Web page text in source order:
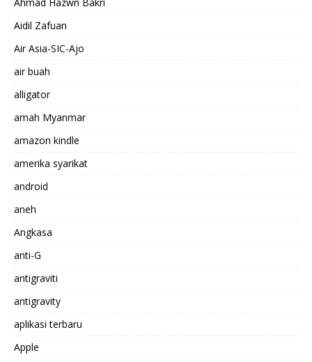
Aidil Zafuan
Air Asia-SIC-Ajo
air buah
alligator
amah Myanmar
amazon kindle
amerika syarikat
android
aneh
Angkasa
anti-G
antigraviti
antigravity
aplikasi terbaru
Apple